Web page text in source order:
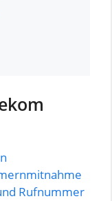
Rufnummer